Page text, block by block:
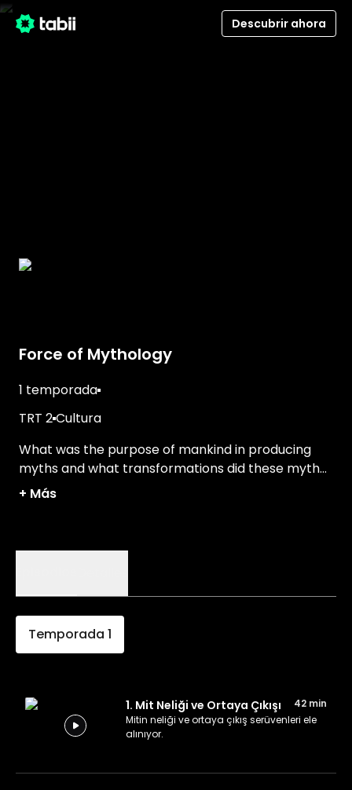
Descubrir ahora
Force of Mythology
1 temporada
TRT 2Cultura
What was the purpose of mankind in producing
myths and what transformations did these mythoi
go through?
+ Más
Temporada 1
1. Mit Neliği ve Ortaya Çıkışı
42 min
Mitin neliği ve ortaya çıkış serüvenleri ele
alınıyor.